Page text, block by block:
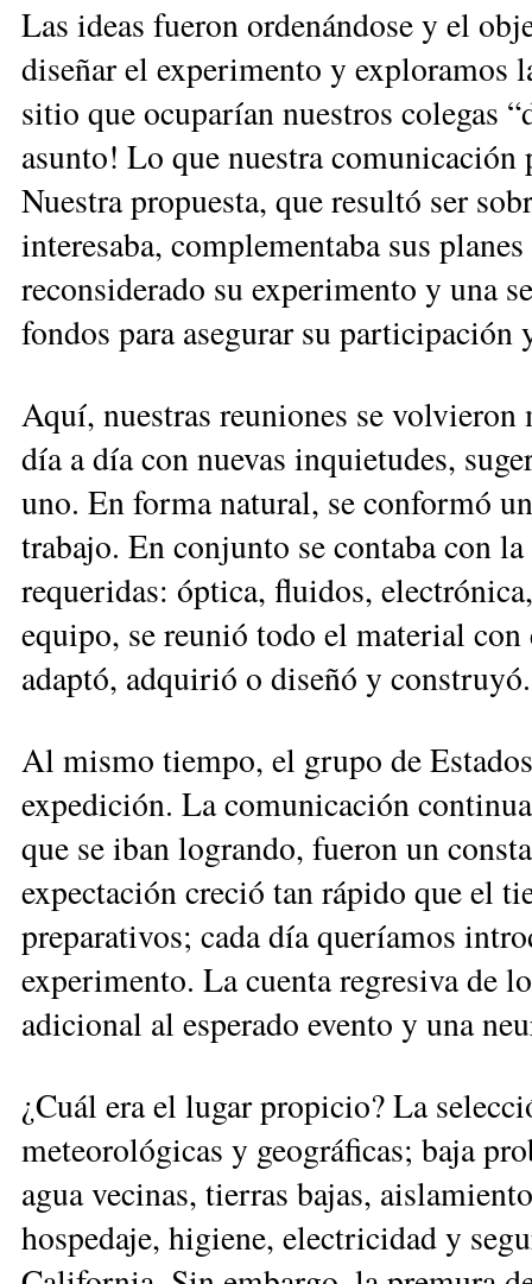
Las ideas fueron ordenándose y el
diseñar el experimento y exploramos
sitio que ocuparían nuestros colegas
asunto! Lo que nuestra
Nuestra propuesta, que resultó ser
interesaba, complementaba sus
reconsiderado su experimento y una
fondos para asegurar su participación
Aquí, nuestras reuniones se volvieron
día a día con nuevas inquietudes,
uno. En forma natural, se conformó
trabajo. En conjunto se contaba con
requeridas: óptica, fluidos,
equipo, se reunió todo el material con
adaptó, adquirió o diseñó y construyó.
Al mismo tiempo, el grupo de
expedición. La comunicación
que se iban logrando, fueron un
expectación creció tan rápido que el
preparativos; cada día queríamos
experimento. La cuenta regresiva de
adicional al esperado evento y una
¿Cuál era el lugar propicio? La
meteorológicas y geográficas; baja
agua vecinas, tierras bajas,
hospedaje, higiene, electricidad y